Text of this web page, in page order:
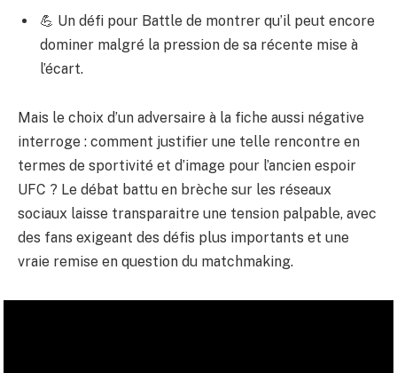
💪 Un défi pour Battle de montrer qu’il peut encore
dominer malgré la pression de sa récente mise à
l’écart.
Mais le choix d’un adversaire à la fiche aussi négative
interroge : comment justifier une telle rencontre en
termes de sportivité et d’image pour l’ancien espoir
UFC ? Le débat battu en brèche sur les réseaux
sociaux laisse transparaitre une tension palpable, avec
des fans exigeant des défis plus importants et une
vraie remise en question du matchmaking.